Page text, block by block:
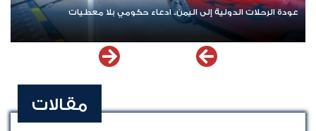
عودة الرحلات الدولية إلى اليمن.. ادعاء حكومي بلا معطيات
مقالات